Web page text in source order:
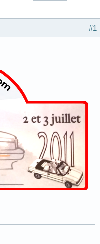
#1